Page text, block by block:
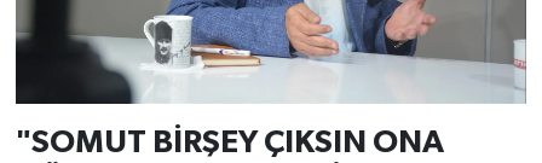
"SOMUT BİRŞEY ÇIKSIN ONA